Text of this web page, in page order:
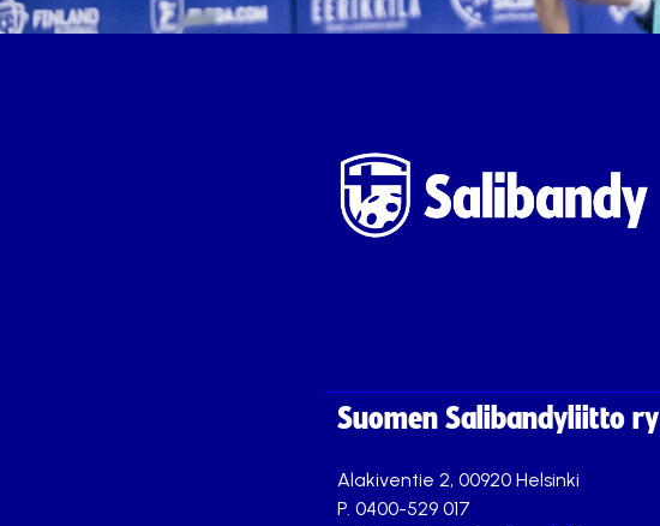
Suomen Salibandyliitto ry
Alakiventie 2, 00920 Helsinki
P. 0400-529 017